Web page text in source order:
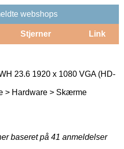
webshops
Stjerner Link
23.6 1920 x 1080 VGA (HD-
> Hardware > Skærme
baseret på 41 anmeldelser